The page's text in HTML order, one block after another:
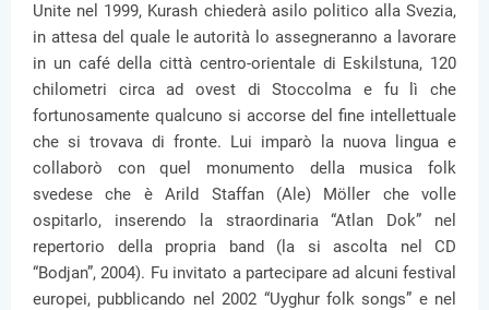
Unite nel 1999, Kurash chiederà asilo politico alla Svezia,
in attesa del quale le autorità lo assegneranno a lavorare
in un café della città centro-orientale di Eskilstuna, 120
chilometri circa ad ovest di Stoccolma e fu lì che
fortunosamente qualcuno si accorse del fine intellettuale
che si trovava di fronte. Lui imparò la nuova lingua e
collaborò con quel monumento della musica folk
svedese che è Arild Staffan (Ale) Möller che volle
ospitarlo, inserendo la straordinaria “Atlan Dok” nel
repertorio della propria band (la si ascolta nel CD
“Bodjan”, 2004). Fu invitato a partecipare ad alcuni festival
europei, pubblicando nel 2002 “Uyghur folk songs” e nel